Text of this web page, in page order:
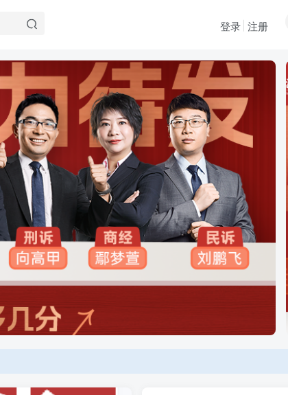
登录 注册
），客服会协助将登陆方式更改为邮箱登录！